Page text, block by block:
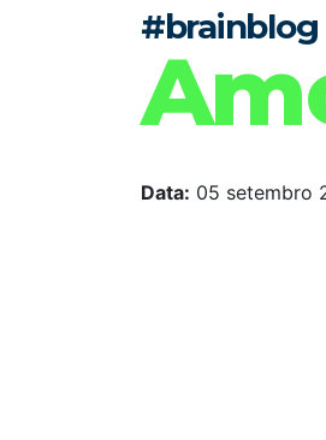
#brainblog
Data: 05 setembro